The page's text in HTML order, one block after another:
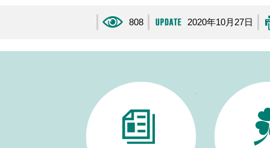
808 2020年10月27日
生活・手続き